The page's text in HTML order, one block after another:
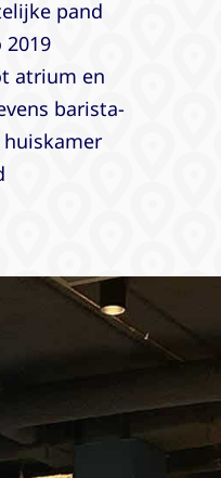
pand
atrium en
barista-